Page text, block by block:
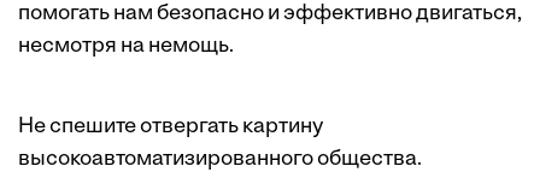
помогать нам безопасно и эффективно двигаться,
несмотря на немощь.
Не спешите отвергать картину
высокоавтоматизированного общества.